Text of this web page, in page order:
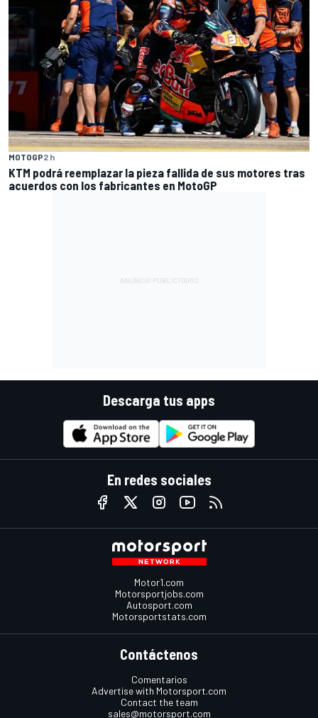
MOTOGP2 h
KTM podrá reemplazar la pieza fallida de sus motores tras
acuerdos con los fabricantes en MotoGP
Descarga tus apps
En redes sociales
Motor1.com
Motorsportjobs.com
Autosport.com
Motorsportstats.com
Contáctenos
Comentarios
Advertise with Motorsport.com
Contact the team
sales@motorsport.com